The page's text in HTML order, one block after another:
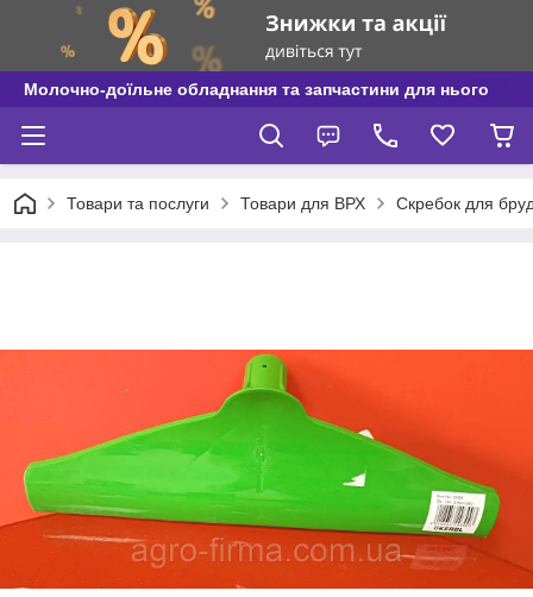
Молочно-доїльне обладнання та запчастини для нього
Товари та послуги Товари для ВРХ Cкребок для